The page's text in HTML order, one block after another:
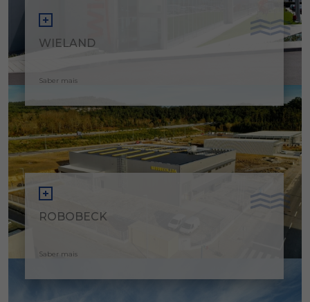
WIELAND
Saber mais
ROBOBECK
Saber mais